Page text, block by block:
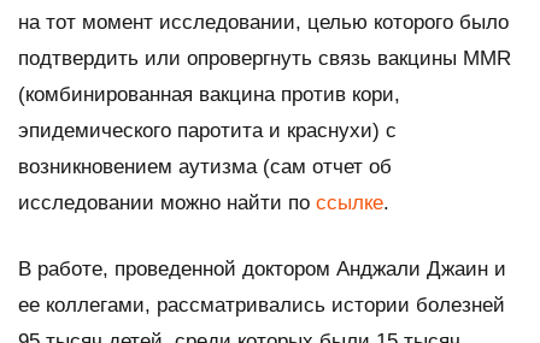
на тот момент исследовании, целью которого было
подтвердить или опровергнуть связь вакцины MMR
(комбинированная вакцина против кори,
эпидемического паротита и краснухи) с
возникновением аутизма (сам отчет об
исследовании можно найти по ссылке.
В работе, проведенной доктором Анджали Джаин и
ее коллегами, рассматривались истории болезней